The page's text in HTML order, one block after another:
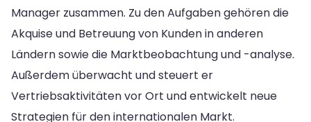
Manager zusammen. Zu den Aufgaben gehören die
Akquise und Betreuung von Kunden in anderen
Ländern sowie die Marktbeobachtung und -analyse.
Außerdem überwacht und steuert er
Vertriebsaktivitäten vor Ort und entwickelt neue
Strategien für den internationalen Markt.